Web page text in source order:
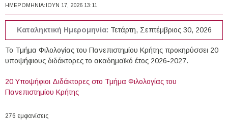
ΗΜΕΡΟΜΗΝΊΑ: ΙΟΥΝ 17, 2026 13:11
Καταληκτική Ημερομηνία: Τετάρτη, Σεπτέμβριος 30, 2026
Το Τμήμα Φιλολογίας του Πανεπιστημίου Κρήτης προκηρύσσει 20
υποψήφιους διδάκτορες το ακαδημαϊκό έτος 2026-2027.
20 Yποψήφιοι Διδάκτορες στο Τμήμα Φιλολογίας του
Πανεπιστημίου Κρήτης
276 εμφανίσεις